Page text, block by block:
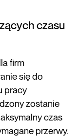
czasu
firm
się do
pracy
zostanie
czas
przerwy.